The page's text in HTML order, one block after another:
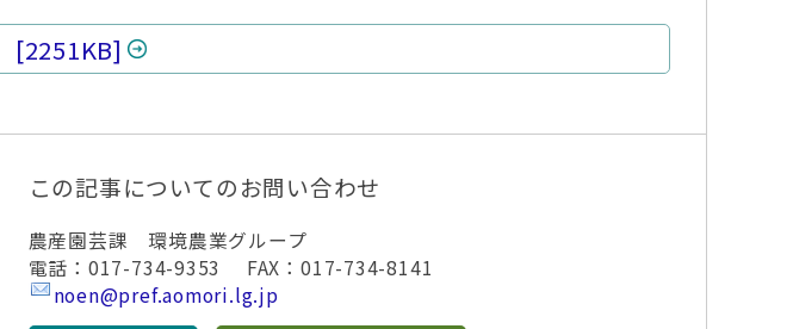
[2251KB]
この記事についてのお問い合わせ
農産園芸課 環境農業グループ
電話：017-734-9353 FAX：017-734-8141
noen@pref.aomori.lg.jp